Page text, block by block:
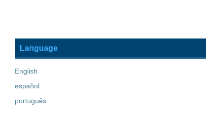
Language
English
español
português